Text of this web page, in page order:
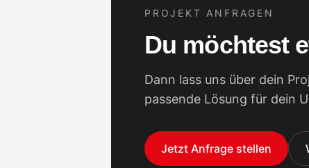
PROJEKT ANFRAGEN
Du möchtest
Dann lass uns über dein
passende Lösung für dein
Jetzt Anfrage stellen